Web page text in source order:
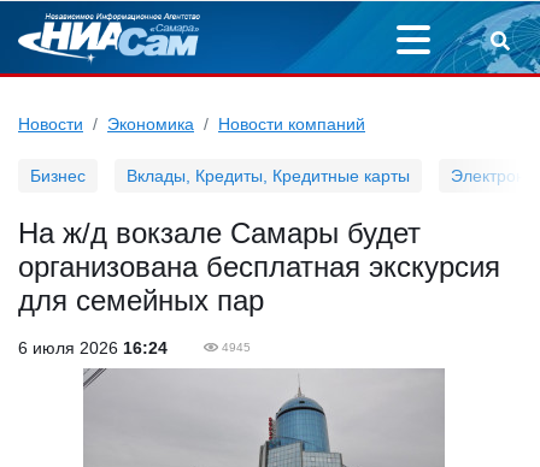
Новости Экономика Новости компаний
Бизнес Вклады, Кредиты, Кредитные карты
На ж/д вокзале Самары будет
организована бесплатная экскурсия
для семейных пар
6 июля 2026 16:24 4945